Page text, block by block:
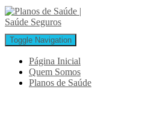
Toggle Navigation
Página Inicial
Quem Somos
Planos de Saúde